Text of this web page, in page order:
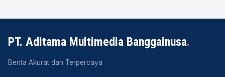
PT. Aditama Multimedia Banggainusa.
Berita Akurat dan Terpercaya